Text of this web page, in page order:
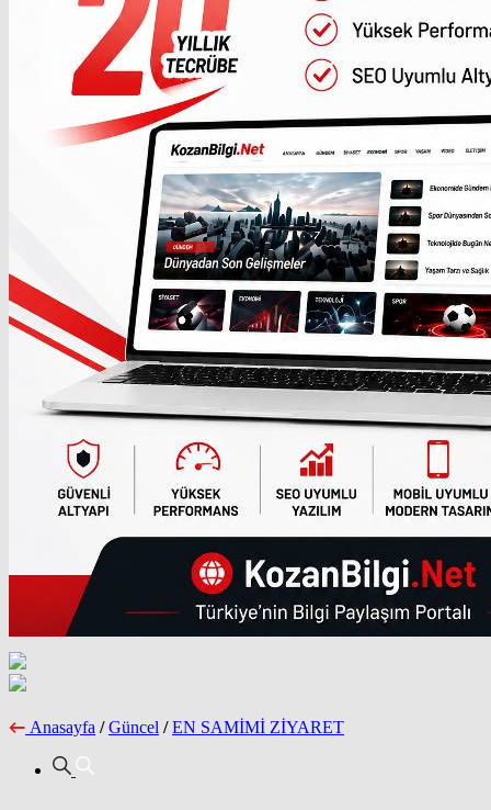
Anasayfa / Güncel / EN SAMİMİ ZİYARET